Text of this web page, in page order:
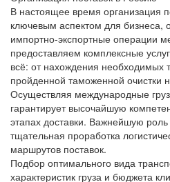
В настоящее время организация
ключевым аспектом для бизнеса,
импортно-экспортные операции
предоставляем комплексные
всё: от нахождения необходимых
пройденной таможенной очистки
Осуществляя международные
гарантирует высочайшую
этапах доставки. Важнейшую
тщательная проработка
маршрутов поставок.
Подбор оптимального вида
характеристик груза и бюджета